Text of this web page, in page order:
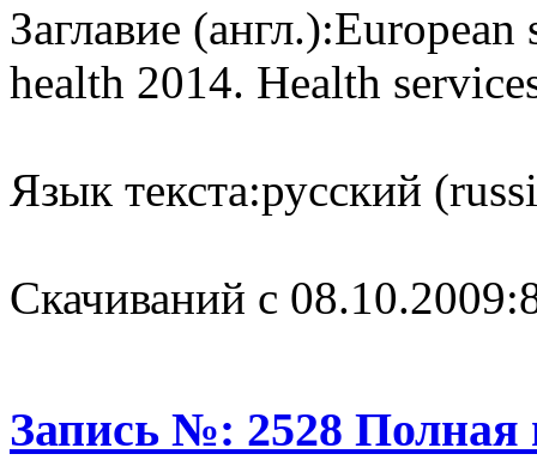
Заглавие (англ.):European
health 2014. Health
Язык текста:русский
Cкачиваний с 08.10.2009:
Запись №: 2528 Полная